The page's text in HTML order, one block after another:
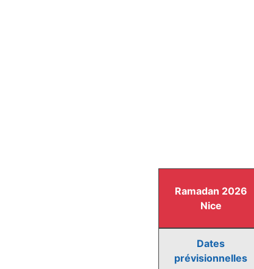
Ramadan 2026
Nice
Dates
prévisionnelles